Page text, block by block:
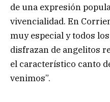
de una expresión
vivencialidad. En
muy especial y todos
disfrazan de angelitos
el característico canto
venimos”.